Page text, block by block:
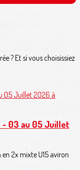
? Et si vous choisissiez
- 03 au 05 Juillet
2x mixte U15 aviron